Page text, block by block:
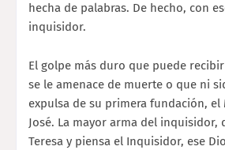
hecha de palabras. De hecho, con
inquisidor.
El golpe más duro que puede
se le amenace de muerte o que ni
expulsa de su primera fundación, el
José. La mayor arma del inquisidor,
Teresa y piensa el Inquisidor, ese